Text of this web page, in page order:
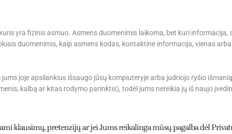
yra fizinis asmuo. Asmens duomenimis laikoma, bet kuri
duomenimis, kaip asmens kodas, kontaktinė informacija, vienas
joje apsilankius išsaugo jūsų kompiuteryje arba judriojo ryšio
kalbą ar kitas rodymo parinktis), todėl jums nereikia jų iš naujo
klausimų, pretenzijų ar jei Jums reikalinga mūsų pagalba dėl